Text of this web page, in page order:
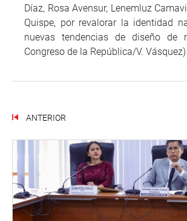
Díaz, Rosa Avensur, Lenemluz
Quispe, por revalorar la identidad
nuevas tendencias de diseño de
Congreso de la República/V. Vásquez)
ANTERIOR